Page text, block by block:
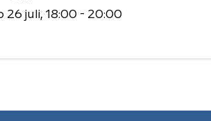
26 juli 18:00 - 20:00